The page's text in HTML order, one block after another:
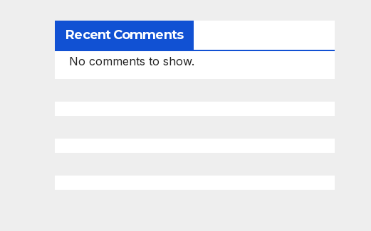
Recent Comments
No comments to show.